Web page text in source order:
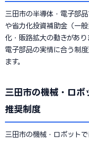
三田市の半導体・電子部
や省力化投資補助金（一
化・販路拡大の動きがあり
電子部品の実情に合う制
ます。
三田市の機械・ロボ
推奨制度
三田市の機械・ロボット